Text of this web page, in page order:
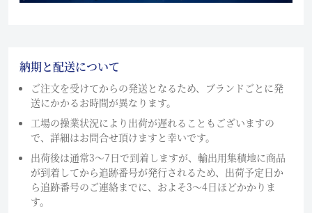
納期と配送について
ご注文を受けてからの発送となるため、ブランドごとに発
送にかかるお時間が異なります。
工場の操業状況により出荷が遅れることもございますの
で、詳細はお問合せ頂けますと幸いです。
出荷後は通常3～7日で到着しますが、輸出用集積地に商品
が到着してから追跡番号が発行されるため、出荷予定日か
ら追跡番号のご連絡までに、およそ3〜4日ほどかかりま
す。